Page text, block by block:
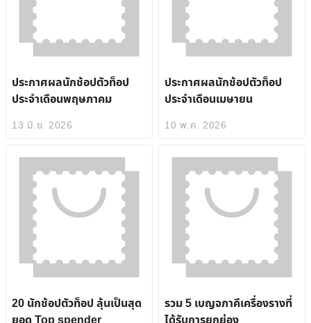
ประกาศผลนักช้อปตัวท็อป
ประจำเดือนพฤษภาคม
13 มิ.ย. 2026
ประกาศผลนักช้อปตัวท็อป
ประจำเดือนเมษายน
10 พ.ค. 2026
20 นักช้อปตัวท็อป ลุ้นเป็นสุด
รวม 5 เบญจภาคีเครื่องรางที่